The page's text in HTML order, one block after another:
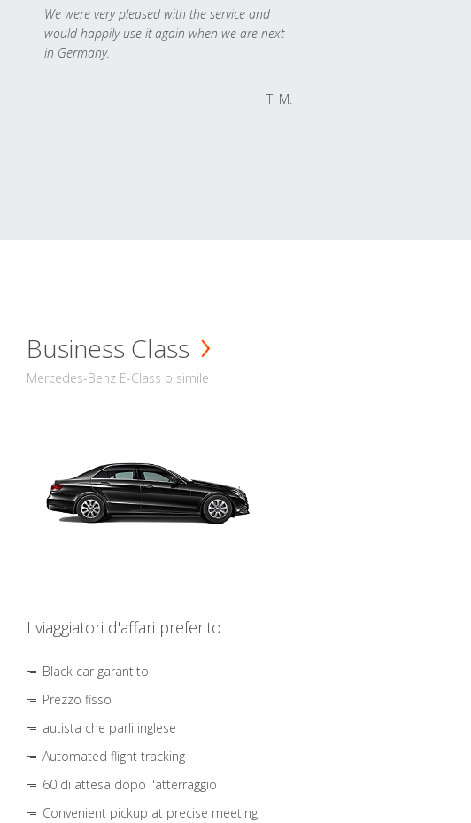
We were very pleased with the service and
would happily use it again when we are next
in Germany.
T. M.
Business Class
Mercedes-Benz E-Class o simile
I viaggiatori d'affari preferito
Black car garantito
Prezzo fisso
autista che parli inglese
Automated flight tracking
60 di attesa dopo l'atterraggio
Convenient pickup at precise meeting